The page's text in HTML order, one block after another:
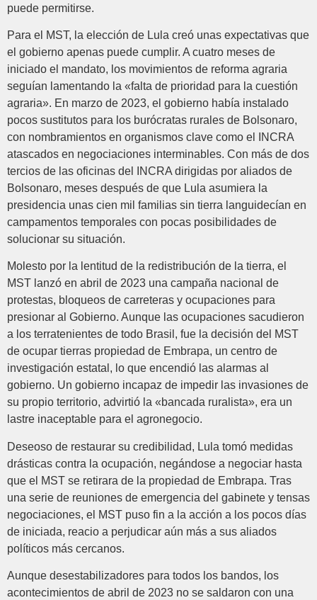
puede permitirse.
Para el MST, la elección de Lula creó unas expectativas que
el gobierno apenas puede cumplir. A cuatro meses de
iniciado el mandato, los movimientos de reforma agraria
seguían lamentando la «falta de prioridad para la cuestión
agraria». En marzo de 2023, el gobierno había instalado
pocos sustitutos para los burócratas rurales de Bolsonaro,
con nombramientos en organismos clave como el INCRA
atascados en negociaciones interminables. Con más de dos
tercios de las oficinas del INCRA dirigidas por aliados de
Bolsonaro, meses después de que Lula asumiera la
presidencia unas cien mil familias sin tierra languidecían en
campamentos temporales con pocas posibilidades de
solucionar su situación.
Molesto por la lentitud de la redistribución de la tierra, el
MST lanzó en abril de 2023 una campaña nacional de
protestas, bloqueos de carreteras y ocupaciones para
presionar al Gobierno. Aunque las ocupaciones sacudieron
a los terratenientes de todo Brasil, fue la decisión del MST
de ocupar tierras propiedad de Embrapa, un centro de
investigación estatal, lo que encendió las alarmas al
gobierno. Un gobierno incapaz de impedir las invasiones de
su propio territorio, advirtió la «bancada ruralista», era un
lastre inaceptable para el agronegocio.
Deseoso de restaurar su credibilidad, Lula tomó medidas
drásticas contra la ocupación, negándose a negociar hasta
que el MST se retirara de la propiedad de Embrapa. Tras
una serie de reuniones de emergencia del gabinete y tensas
negociaciones, el MST puso fin a la acción a los pocos días
de iniciada, reacio a perjudicar aún más a sus aliados
políticos más cercanos.
Aunque desestabilizadores para todos los bandos, los
acontecimientos de abril de 2023 no se saldaron con una